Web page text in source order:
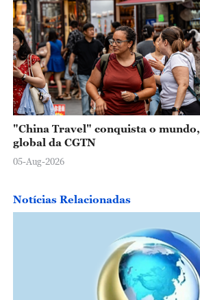
"China Travel" conquista o
global da CGTN
05-Aug-2026
Notícias Relacionadas